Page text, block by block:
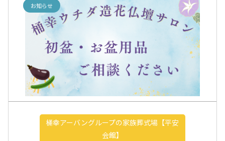
お知らせ
桶幸アーバングループの家族葬式場【平安
会館】